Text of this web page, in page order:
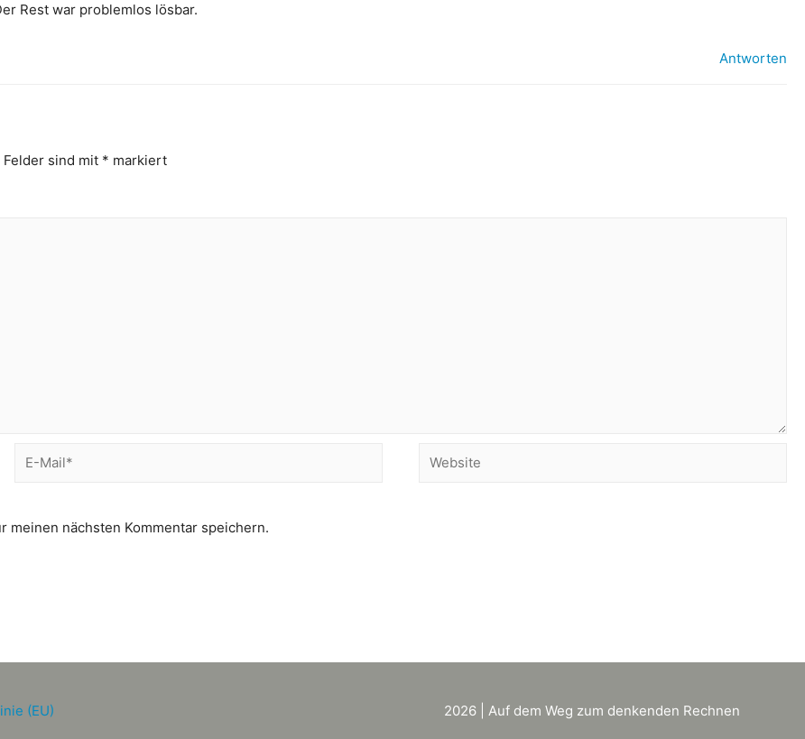
Rest war problemlos lösbar.
Antworten
sind mit * markiert
meinen nächsten Kommentar speichern.
(EU) 2026 | Auf dem Weg zum denkenden Rechnen